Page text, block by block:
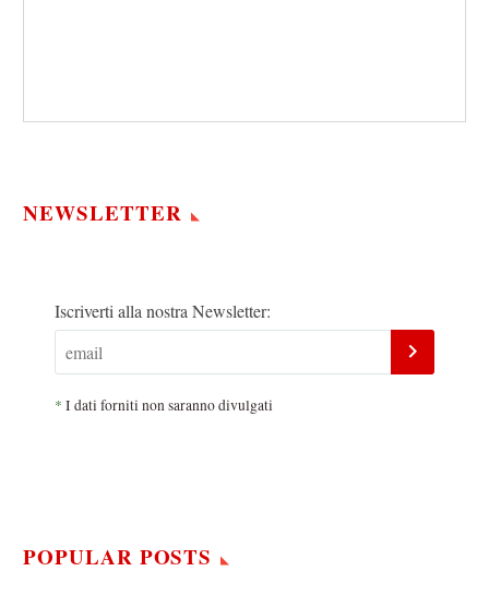
NEWSLETTER
Iscriverti alla nostra Newsletter:
* I dati forniti non saranno divulgati
POPULAR POSTS